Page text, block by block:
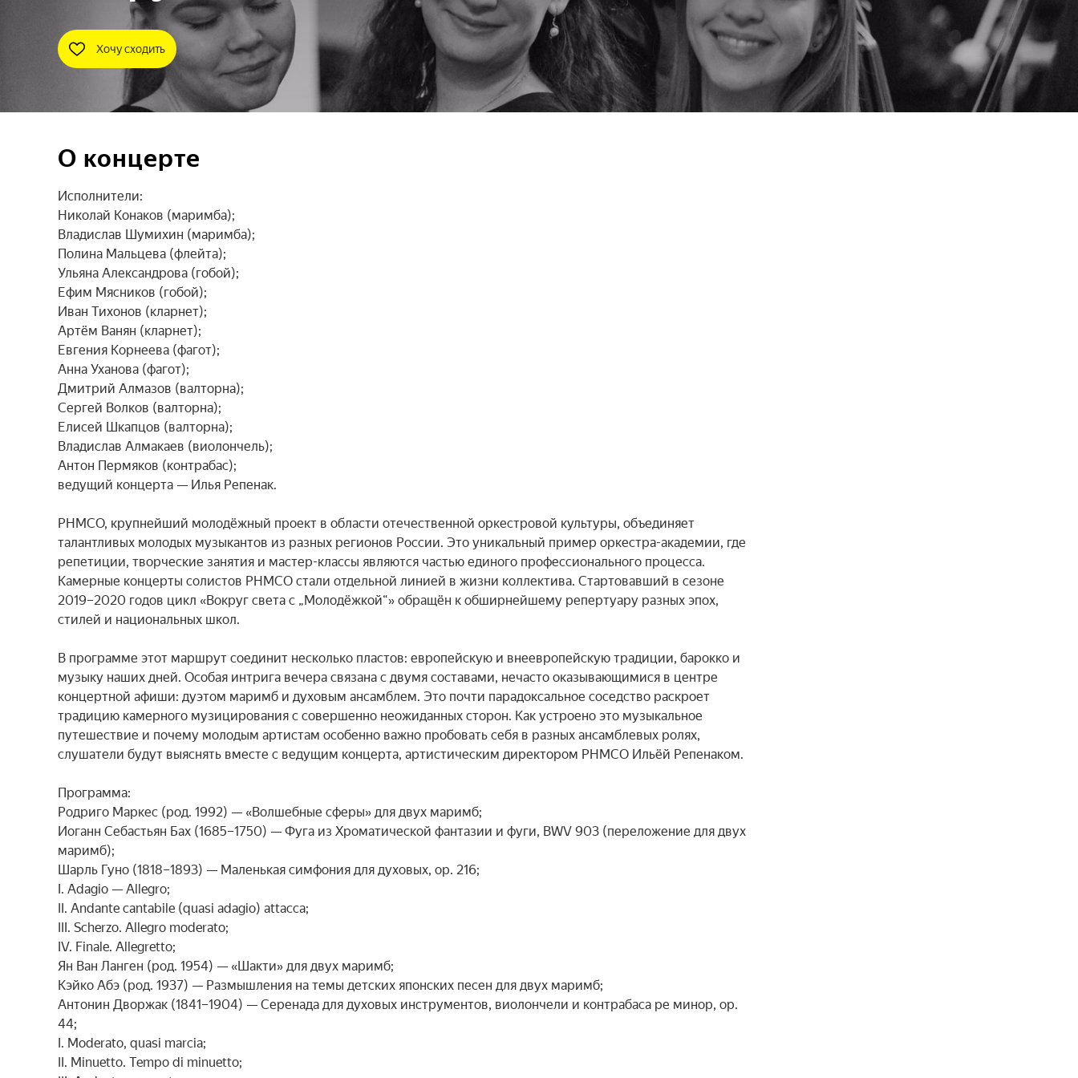
Хочу сходить
О концерте
Исполнители:
Николай Конаков (маримба);
Владислав Шумихин (маримба);
Полина Мальцева (флейта);
Ульяна Александрова (гобой);
Ефим Мясников (гобой);
Иван Тихонов (кларнет);
Артём Ванян (кларнет);
Евгения Корнеева (фагот);
Анна Уханова (фагот);
Дмитрий Алмазов (валторна);
Сергей Волков (валторна);
Елисей Шкапцов (валторна);
Владислав Алмакаев (виолончель);
Антон Пермяков (контрабас);
ведущий концерта — Илья Репенак.
РНМСО, крупнейший молодёжный проект в области отечественной оркестровой культуры, объединяет
талантливых молодых музыкантов из разных регионов России. Это уникальный пример оркестра-академии, где
репетиции, творческие занятия и мастер-классы являются частью единого профессионального процесса.
Камерные концерты солистов РНМСО стали отдельной линией в жизни коллектива. Стартовавший в сезоне
2019–2020 годов цикл «Вокруг света с „Молодёжкой“» обращён к обширнейшему репертуару разных эпох,
стилей и национальных школ.
В программе этот маршрут соединит несколько пластов: европейскую и внеевропейскую традиции, барокко и
музыку наших дней. Особая интрига вечера связана с двумя составами, нечасто оказывающимися в центре
концертной афиши: дуэтом маримб и духовым ансамблем. Это почти парадоксальное соседство раскроет
традицию камерного музицирования с совершенно неожиданных сторон. Как устроено это музыкальное
путешествие и почему молодым артистам особенно важно пробовать себя в разных ансамблевых ролях,
слушатели будут выяснять вместе с ведущим концерта, артистическим директором РНМСО Ильёй Репенаком.
Программа:
Родриго Маркес (род. 1992) — «Волшебные сферы» для двух маримб;
Иоганн Себастьян Бах (1685–1750) — Фуга из Хроматической фантазии и фуги, BWV 903 (переложение для двух
маримб);
Шарль Гуно (1818–1893) — Маленькая симфония для духовых, ор. 216;
I. Adagio — Allegro;
II. Andante cantabile (quasi adagio) attacca;
III. Scherzo. Allegro moderato;
IV. Finale. Allegretto;
Ян Ван Ланген (род. 1954) — «Шакти» для двух маримб;
Кэйко Абэ (род. 1937) — Размышления на темы детских японских песен для двух маримб;
Антонин Дворжак (1841–1904) — Серенада для духовых инструментов, виолончели и контрабаса ре минор, ор.
44;
I. Moderato, quasi marcia;
II. Minuetto. Tempo di minuetto;